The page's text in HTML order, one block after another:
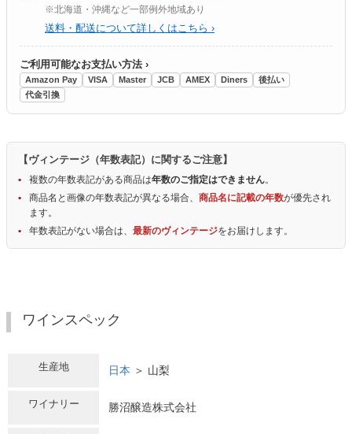
※北海道・沖縄など一部例外地域あり
送料・配送について詳しくはこちら ›
ご利用可能なお支払い方法 ›
Amazon Pay VISA Master JCB AMEX Diners
後払い
代金引換
【ヴィンテージ（年数表記）に関するご注意】
複数の年数表記がある商品は年数のご指定はできません。
商品名と画像の年数表記が異なる場合、 商品名に記載の年数が優先され
ます。
年数表記がない場合は、 最新のヴィンテージをお届けします。
ワインスペック
生産地 日本 ＞ 山梨
ワイナリー 勝沼醸造株式会社